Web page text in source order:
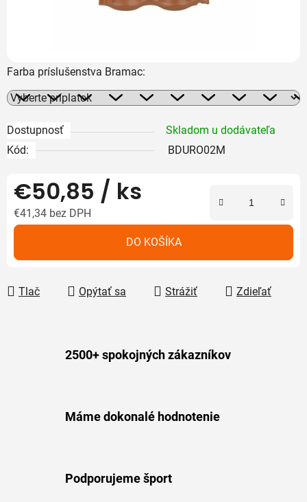
Farba príslušenstva Bramac:
Dostupnosť
Skladom u dodávateľa
Kód:
BDURO02M
€50,85 / ks
€41,34 bez DPH
DO KOŠÍKA
Tlač Opýtať sa Strážiť Zdieľať
2500+ spokojných zákazníkov
Máme dokonalé hodnotenie
Podporujeme šport